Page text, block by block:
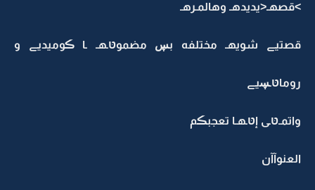
>قصهـ<يديدهـ وهالمـرهـ
قصتيے شويهـ مختلفه بڛ مضموטּـهـ ـا ڪوميديے و
روماטּـڛيے
واتمـטּـى إטּـهـا تعجبڪم
العنوآآن